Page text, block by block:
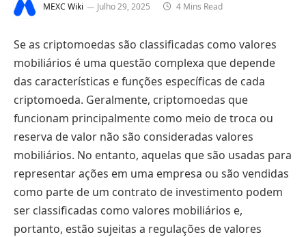
MEXC Wiki Julho 29, 2025 4 Mins Read
Se as criptomoedas são classificadas como valores
mobiliários é uma questão complexa que depende
das características e funções específicas de cada
criptomoeda. Geralmente, criptomoedas que
funcionam principalmente como meio de troca ou
reserva de valor não são consideradas valores
mobiliários. No entanto, aquelas que são usadas para
representar ações em uma empresa ou são vendidas
como parte de um contrato de investimento podem
ser classificadas como valores mobiliários e,
portanto, estão sujeitas a regulações de valores